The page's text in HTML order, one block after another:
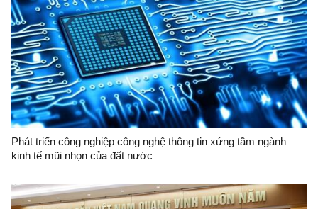
Phát triển công nghiệp công nghệ thông tin xứng tầm ngành
kinh tế mũi nhọn của đất nước